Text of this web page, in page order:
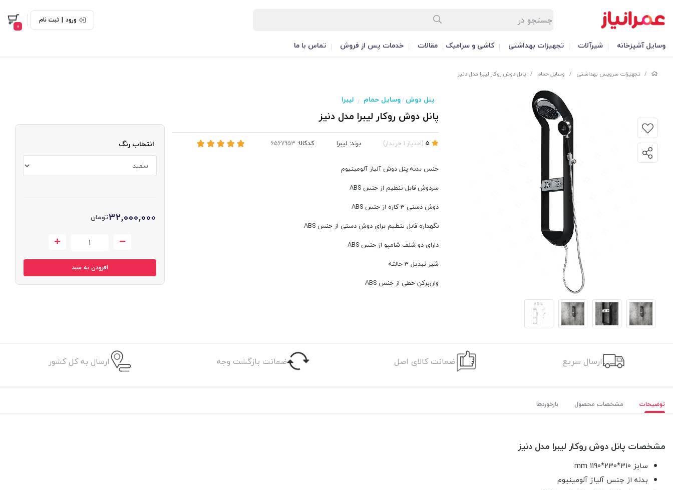
ورود | ثبت نام
0
وسایل آشپزخانه شیرآلات تجهیزات بهداشتی کاشی و سرامیک مقالات خدمات پس از فروش تماس با ما
/ تجهیزات سرویس بهداشتی / وسایل حمام / پانل دوش روکار لیبرا مدل دنیز
پنل دوش /وسایل حمام / لیبرا
پانل دوش روکار لیبرا مدل دنیز
(امتیاز 1 خریدار) برند: لیبرا کدکالا:
جنس بدنه پنل دوش آلیاژ آلومینیوم
سردوش قابل تنظیم از جنس ABS
دوش دستی 3-کاره از جنس ABS
نگهداره قابل تنظیم برای دوش دستی از جنس ABS
دارای دو شلف شامپو از جنس ABS
شیر تبدیل 3-حالته
وان‌پرکن خطی از جنس ABS
انتخاب رنگ
32,000,000تومان
افزودن به سبد
ارسال سریع ضمانت کالای اصل ضمانت بازگشت وجه ارسال به کل کشور
توضیحات مشخصات محصول بازخوردها
مشخصات پانل دوش روکار لیبرا مدل دنیز
سایز 310*230*1190 mm
بدنه از جنس آلیاژ آلومینیوم